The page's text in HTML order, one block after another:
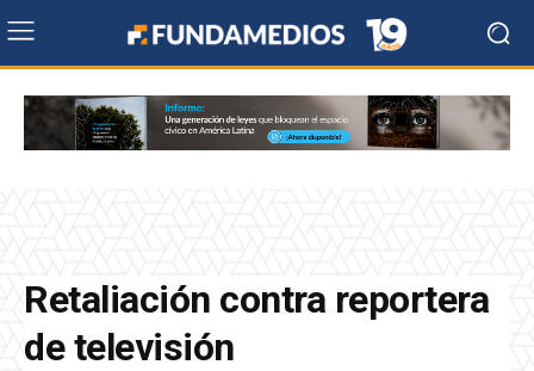
Retaliación contra reportera
de televisión